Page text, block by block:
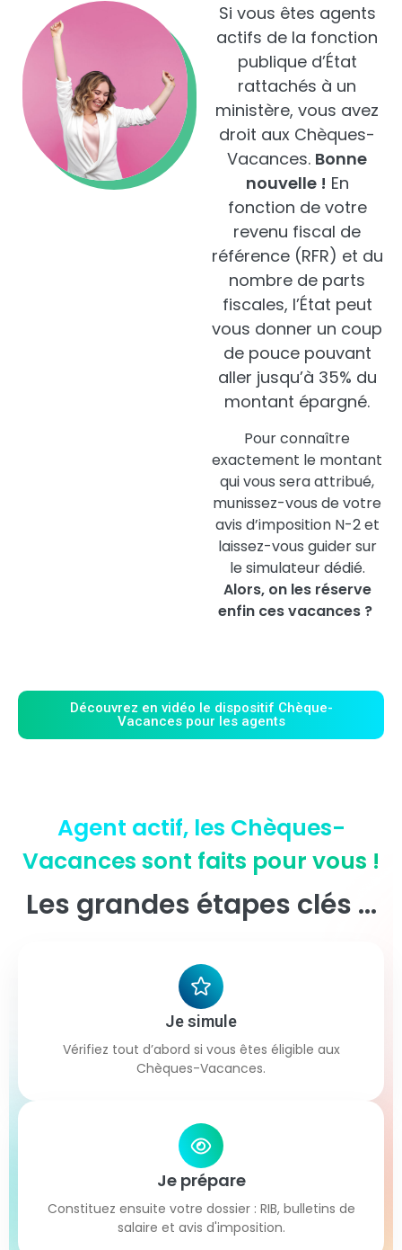
Si vous êtes agents
actifs de la fonction
publique d’État
rattachés à un
ministère, vous avez
droit aux Chèques-
Vacances. Bonne
nouvelle ! En
fonction de votre
revenu fiscal de
référence (RFR) et du
nombre de parts
fiscales, l’État peut
vous donner un coup
de pouce pouvant
aller jusqu’à 35% du
montant épargné.
Pour connaître
exactement le montant
qui vous sera attribué,
munissez-vous de votre
avis d’imposition N-2 et
laissez-vous guider sur
le simulateur dédié.
Alors, on les réserve
enfin ces vacances ?
Découvrez en vidéo le dispositif Chèque-
Vacances pour les agents
Agent actif, les Chèques-
Vacances sont faits pour vous !
Les grandes étapes clés …
Je simule
Vérifiez tout d’abord si vous êtes éligible aux
Chèques-Vacances.
Je prépare
Constituez ensuite votre dossier : RIB, bulletins de
salaire et avis d'imposition.